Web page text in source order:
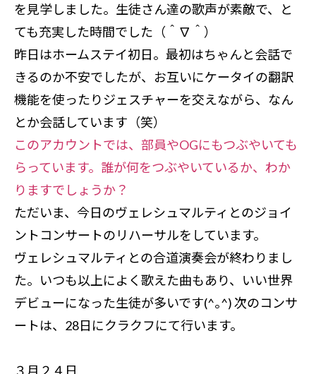
を見学しました。生徒さん達の歌声が素敵で、と
ても充実した時間でした（＾∇＾）
昨日はホームステイ初日。最初はちゃんと会話で
きるのか不安でしたが、お互いにケータイの翻訳
機能を使ったりジェスチャーを交えながら、なん
とか会話しています（笑）
このアカウントでは、部員やOGにもつぶやいても
らっています。誰が何をつぶやいているか、わか
りますでしょうか？
ただいま、今日のヴェレシュマルティとのジョイ
ントコンサートのリハーサルをしています。
ヴェレシュマルティとの合道演奏会が終わりまし
た。いつも以上によく歌えた曲もあり、いい世界
デビューになった生徒が多いです(^｡^) 次のコンサ
ートは、28日にクラクフにて行います。
３月２４日